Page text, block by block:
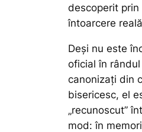
descoperit prin
întoarcere
Deși nu este
oficial în
canonizați din
bisericesc, el
„recunoscut”
mod: în